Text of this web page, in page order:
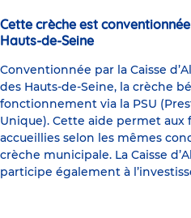
Cette crèche est
Hauts-de-Seine
Conventionnée par la Caisse
des Hauts-de-Seine, la crèche
fonctionnement via la PSU
Unique). Cette aide permet aux
accueillies selon les mêmes
crèche municipale. La Caisse
participe également à